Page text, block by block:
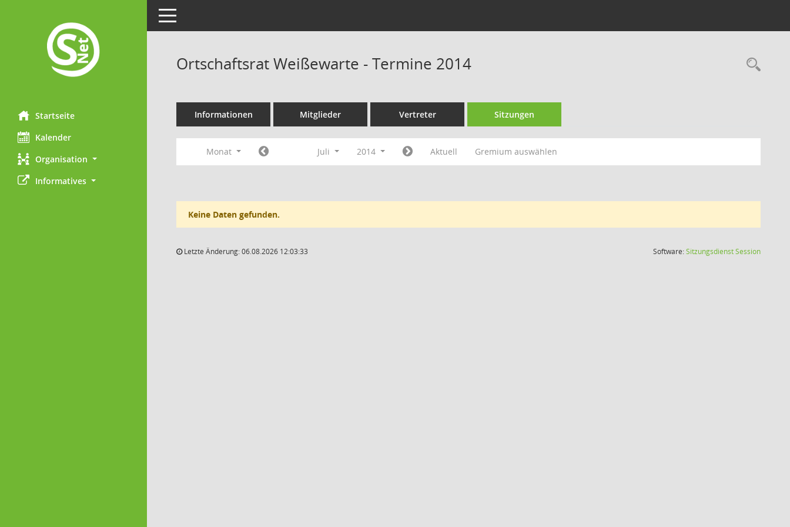
Startseite
Kalender
Organisation
Informatives
Toggle navigation
Ortschaftsrat Weißewarte - Termine 2014
Informationen Mitglieder Vertreter Sitzungen
Monat Juli 2014 Aktuell Gremium auswählen
Keine Daten gefunden.
Letzte Änderung: 06.08.2026 12:03:33 Software:SitzungsdienstSession(Wird in